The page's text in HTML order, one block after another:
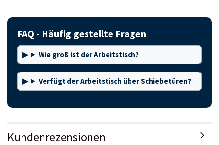
FAQ - Häufig gestellte Fragen
Wie groß ist der Arbeitstisch?
Verfügt der Arbeitstisch über Schiebetüren?
Kundenrezensionen